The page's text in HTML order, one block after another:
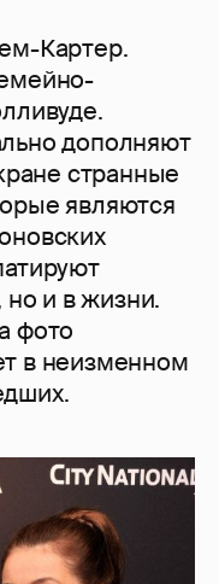
Картер.
дополняют
странные
являются
но и в жизни.
фото
в неизменном